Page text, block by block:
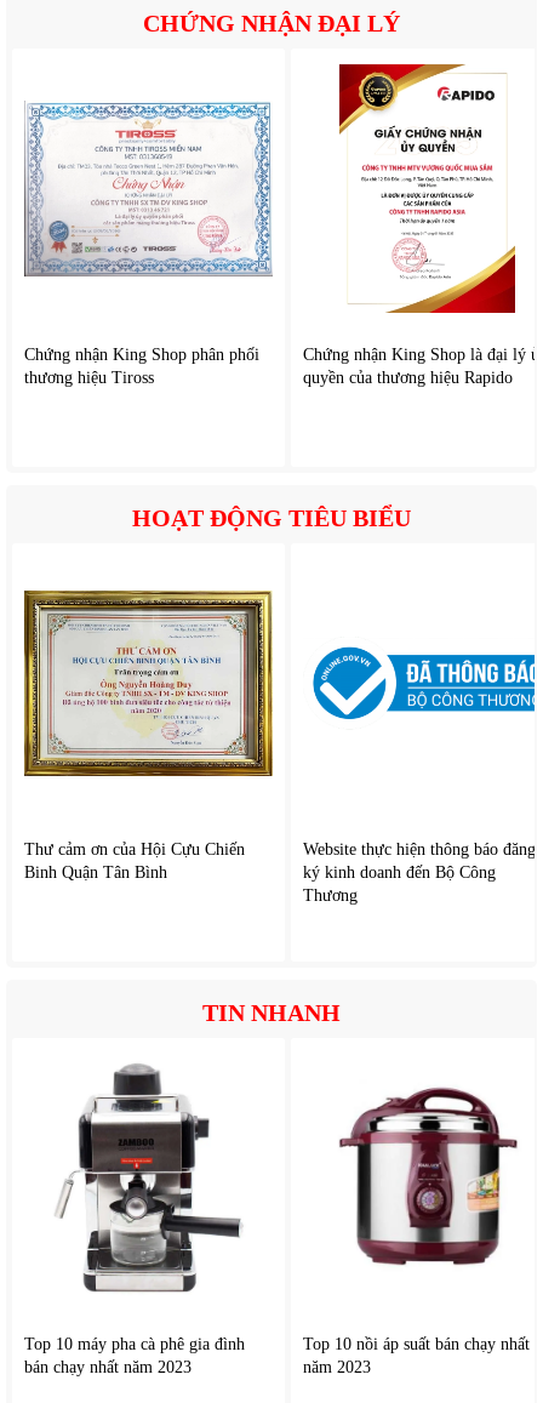
hoạt động của tủ. Tủ thiết kế khoang tủ rộng với dung tích lên
lớn thực phẩm, phù hợp với mục đích kinh doanh, thiết kế với 4
cánh mở tinh tế cho bạn dễ dàng sắp xếp và lấy thực phẩm tiện
dụng, hạn chế thất thoát nhiệt tiết kiệm điện năng.
CHỨNG NHẬN ĐẠI LÝ
Chứng nhận King Shop phân phối
thương hiệu Tiross
Chứng nhận King Shop là đại lý
quyền của thương hiệu Rapido
HOẠT ĐỘNG TIÊU BIỂU
Thư cảm ơn của Hội Cựu Chiến
Binh Quận Tân Bình
Website thực hiện thông báo đăng
ký kinh doanh đến Bộ Công
Thương
TIN NHANH
Top 10 máy pha cà phê gia đình
bán chạy nhất năm 2023
Top 10 nồi áp suất bán chạy nhất
năm 2023